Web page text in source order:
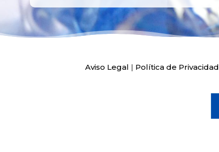
Aviso Legal | Política de Privacidad